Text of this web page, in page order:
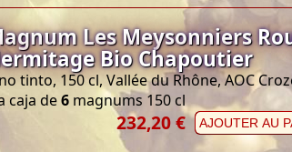
Les Meysonniers
Bio Chapoutier
tinto, 150 cl, Vallée du Rhône, AOC
caja de6 magnums 150 cl
232,20 € AJOUTER AU